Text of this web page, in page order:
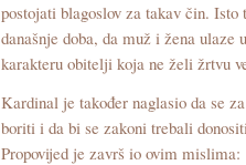
postojati blagoslov za takav čin.
današnje doba, da muž i žena
karakteru obitelji koja ne želi žrtvu
Kardinal je također naglasio da se
boriti i da bi se zakoni trebali
Propovijed je završ io ovim